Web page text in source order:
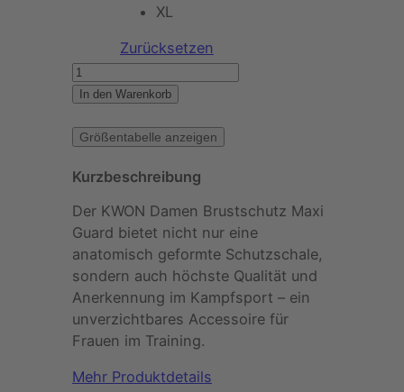
XL
Zurücksetzen
K
W
N
D
m
e
n
B
r
u
s
t
In den Warenkorb
Größentabelle anzeigen
Kurzbeschreibung
Der KWON Damen Brustschutz Maxi
Guard bietet nicht nur eine
anatomisch geformte Schutzschale,
sondern auch höchste Qualität und
Anerkennung im Kampfsport – ein
unverzichtbares Accessoire für
Frauen im Training.
Mehr Produktdetails